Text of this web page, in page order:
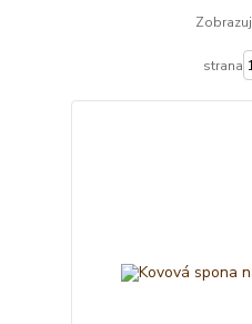
strana